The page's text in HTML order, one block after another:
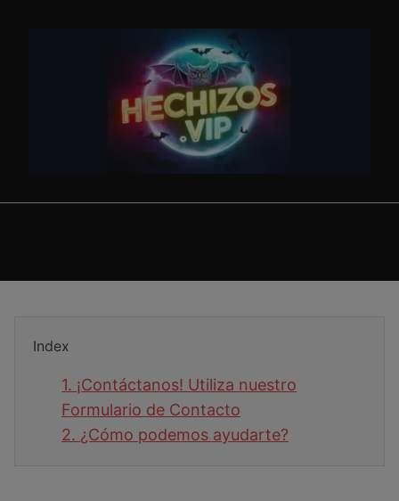
Index
1. ¡Contáctanos! Utiliza nuestro
Formulario de Contacto
2. ¿Cómo podemos ayudarte?